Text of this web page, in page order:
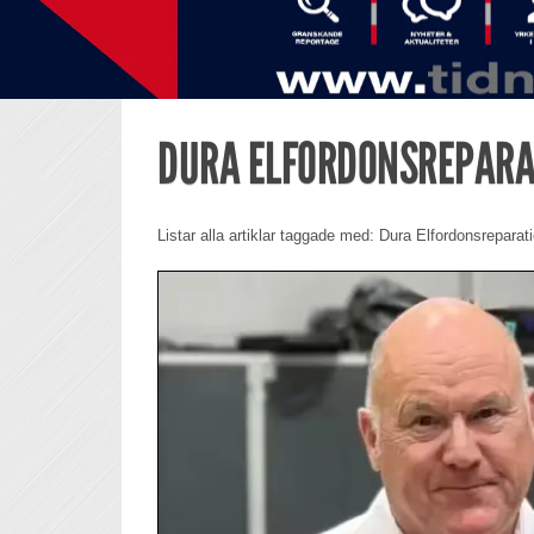
DURA
Listar alla artiklar taggade med: Dura